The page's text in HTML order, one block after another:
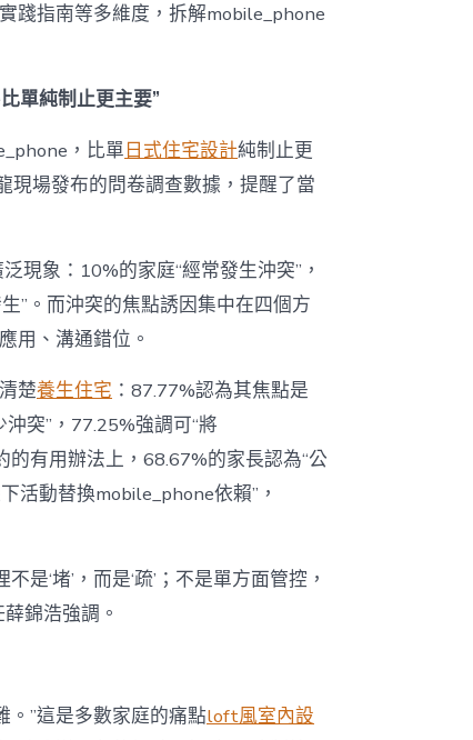
踐指南等多維度，拆解mobile_phone
單純制止更主要”
，比單日式住宅設計純制止更
場發布的問卷調查數據，提醒了當
現象：10%的家庭“經常發生沖突”，
”。而沖突的焦點誘因集中在四個方
用、溝通錯位。
楚養生住宅 ：87.77%認為其焦點是
沖突”，77.25%強調可“將
的有用辦法上，68.67%的家長認為“公
活動替換mobile_phone依賴”，
‘堵’，而是‘疏’；不是單方面管控，
錦浩強調。
。”這是多數家庭的痛點loft風室內設